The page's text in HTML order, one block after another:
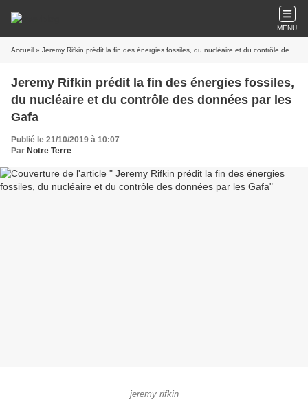
MENU
Accueil » Jeremy Rifkin prédit la fin des énergies fossiles, du nucléaire et du contrôle des données par les Gafa
Jeremy Rifkin prédit la fin des énergies fossiles,
du nucléaire et du contrôle des données par les
Gafa
Publié le 21/10/2019 à 10:07
Par Notre Terre
jeremy rifkin